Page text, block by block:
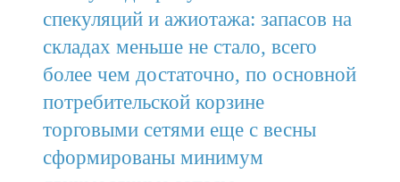
спекуляций и ажиотажа: запасов на
складах меньше не стало, всего
более чем достаточно, по основной
потребительской корзине
торговыми сетями еще с весны
сформированы минимум